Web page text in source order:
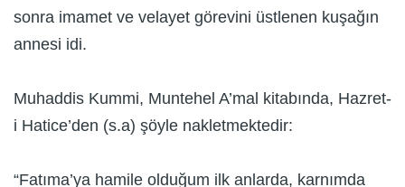
sonra imamet ve velayet görevini üstlenen kuşağın
annesi idi.
Muhaddis Kummi, Muntehel A’mal kitabında, Hazret-
i Hatice’den (s.a) şöyle nakletmektedir:
“Fatıma’ya hamile olduğum ilk anlarda, karnımda